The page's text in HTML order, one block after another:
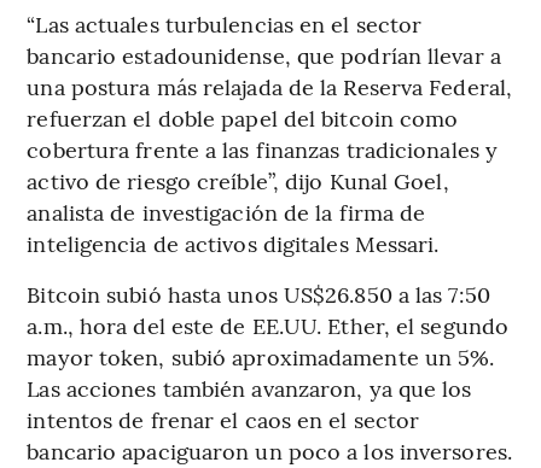
“Las actuales turbulencias en el sector
bancario estadounidense, que podrían llevar a
una postura más relajada de la Reserva Federal,
refuerzan el doble papel del bitcoin como
cobertura frente a las finanzas tradicionales y
activo de riesgo creíble”, dijo Kunal Goel,
analista de investigación de la firma de
inteligencia de activos digitales Messari.
Bitcoin subió hasta unos US$26.850 a las 7:50
a.m., hora del este de EE.UU. Ether, el segundo
mayor token, subió aproximadamente un 5%.
Las acciones también avanzaron, ya que los
intentos de frenar el caos en el sector
bancario apaciguaron un poco a los inversores.